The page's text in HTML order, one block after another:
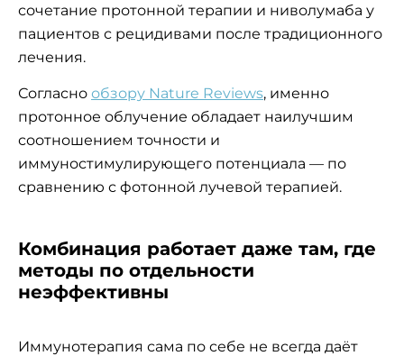
сочетание протонной терапии и ниволумаба у
пациентов с рецидивами после традиционного
лечения.
Согласно обзору Nature Reviews, именно
протонное облучение обладает наилучшим
соотношением точности и
иммуностимулирующего потенциала — по
сравнению с фотонной лучевой терапией.
Комбинация работает даже там, где
методы по отдельности
неэффективны
Иммунотерапия сама по себе не всегда даёт